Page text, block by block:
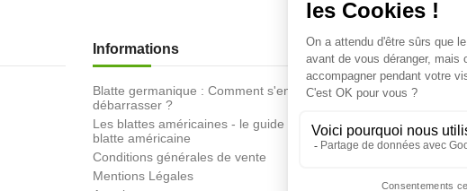
Informations
Blatte germanique : Comment s'en
débarrasser ?
Les blattes américaines - le guide de la
blatte américaine
Conditions générales de vente
Mentions Légales
Fiches conseils
Insecte